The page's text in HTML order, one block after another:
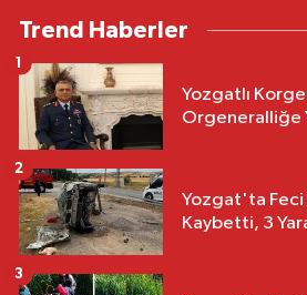
Trend Haberler
Yozgatlı
Orgeneralliğe
1
Yozgat'ta Feci
Kaybetti, 3
2
3